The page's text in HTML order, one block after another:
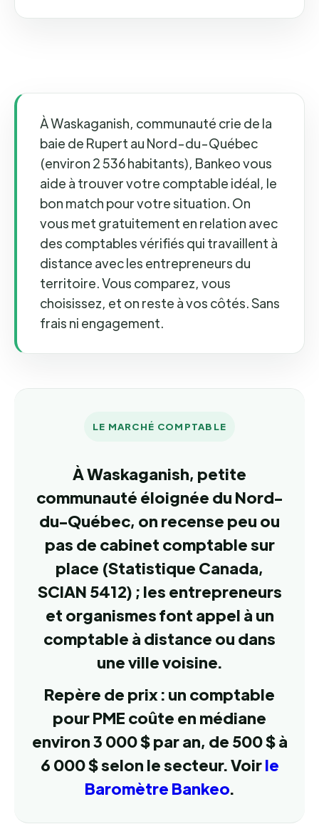
À Waskaganish, communauté crie de la
baie de Rupert au Nord-du-Québec
(environ 2 536 habitants), Bankeo vous
aide à trouver votre comptable idéal, le
bon match pour votre situation. On
vous met gratuitement en relation avec
des comptables vérifiés qui travaillent à
distance avec les entrepreneurs du
territoire. Vous comparez, vous
choisissez, et on reste à vos côtés. Sans
frais ni engagement.
LE MARCHÉ COMPTABLE
À Waskaganish, petite
communauté éloignée du Nord-
du-Québec, on recense peu ou
pas de cabinet comptable sur
place (Statistique Canada,
SCIAN 5412) ; les entrepreneurs
et organismes font appel à un
comptable à distance ou dans
une ville voisine.
Repère de prix : un comptable
pour PME coûte en médiane
environ 3 000 $ par an, de 500 $ à
6 000 $ selon le secteur. Voirle
Baromètre Bankeo.